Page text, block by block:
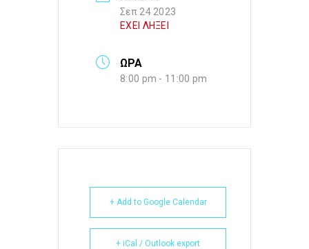
Σεπ 24 2023
ΕΧΕΙ ΛΗΞΕΙ
ΩΡΑ
8:00 pm - 11:00 pm
+ Add to Google Calendar
+ iCal / Outlook export